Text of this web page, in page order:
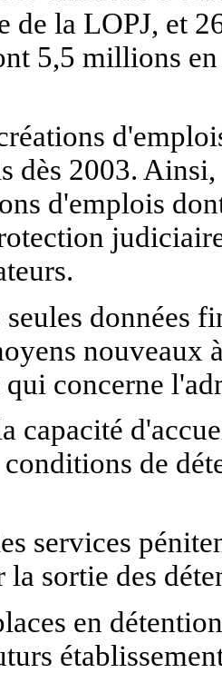
de la LOPJ, et
5,5 millions
dès 2003.
d'emplois
données
qui concerne
capacité
de
services
sortie des
en